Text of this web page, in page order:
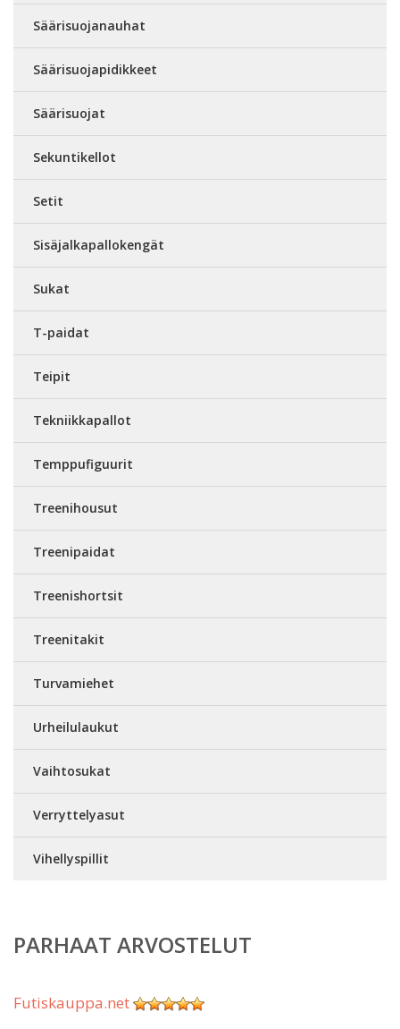
Säärisuojanauhat
Säärisuojapidikkeet
Säärisuojat
Sekuntikellot
Setit
Sisäjalkapallokengät
Sukat
T-paidat
Teipit
Tekniikkapallot
Temppufiguurit
Treenihousut
Treenipaidat
Treenishortsit
Treenitakit
Turvamiehet
Urheilulaukut
Vaihtosukat
Verryttelyasut
Vihellyspillit
PARHAAT ARVOSTELUT
Futiskauppa.net